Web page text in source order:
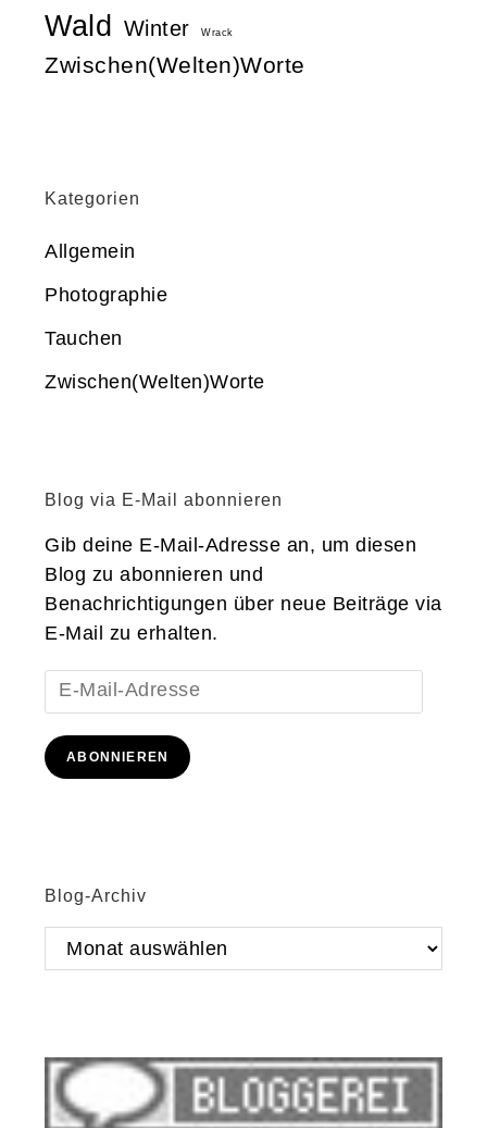
Wald Winter Wrack
Zwischen(Welten)Worte
Kategorien
Allgemein
Photographie
Tauchen
Zwischen(Welten)Worte
Blog via E-Mail abonnieren
Gib deine E-Mail-Adresse an, um diesen
Blog zu abonnieren und
Benachrichtigungen über neue Beiträge via
E-Mail zu erhalten.
E-
Mail-
Adresse
ABONNIEREN
Blog-Archiv
Blog-
Archiv